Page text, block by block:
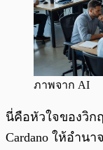
ภาพจาก AI
นี่คือหัวใจของวิก
Cardano ให้อำน